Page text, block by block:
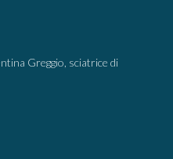
Greggio, sciatrice di